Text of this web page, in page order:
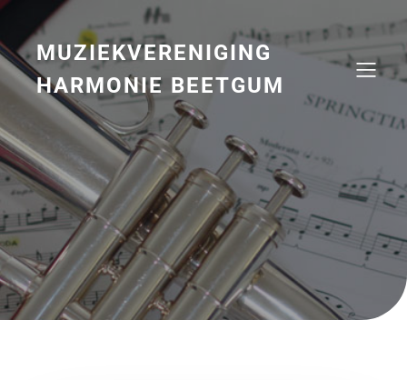
Naar
inhoud
springenMUZIEKVERENIGING
HARMONIE BEETGUM